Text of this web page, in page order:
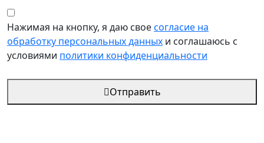
Нажимая на кнопку, я даю своесогласие на
обработку персональных данных и соглашаюсь с
условиями политики конфиденциальности
Отправить